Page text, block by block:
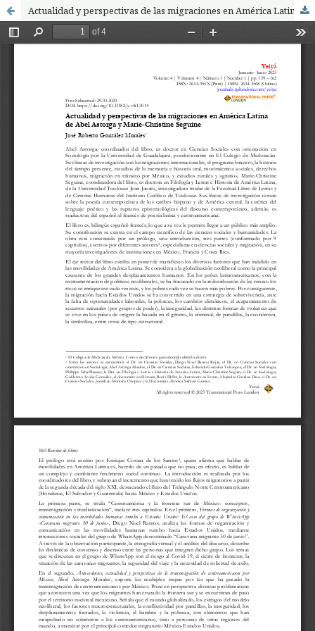
Actualidad y perspectivas de las migraciones en América Latina de Abel Astorga y Marie-Christine Seguine